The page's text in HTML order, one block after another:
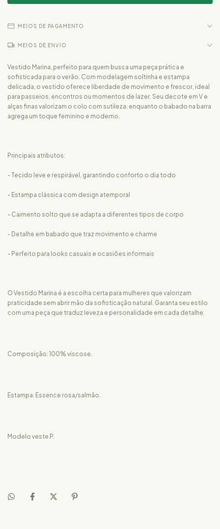
MEIOS DE PAGAMENTO
MEIOS DE ENVIO
Vestido Marina, perfeito para quem busca uma peça prática e
sofisticada para o verão. Com modelagem soltinha e estampa
delicada, o vestido oferece liberdade de movimento e frescor, ideal
para passeios, encontros ou momentos de lazer. Seu decote em V e
alças finas valorizam o colo com sutileza, enquanto o babado na barra
agrega um toque feminino e moderno.
Principais atributos:
- Tecido leve e respirável, garantindo conforto o dia todo
- Estampa clássica com design atemporal
- Caimento solto que se adapta a diferentes tipos de corpo
- Detalhe em babado que traz movimento e charme
- Perfeito para looks casuais e ocasiões informais
O Vestido Marina é a escolha certa para mulheres que valorizam
praticidade sem abrir mão da sofisticação natural. Garanta seu estilo
com uma peça que traduz leveza e personalidade em cada detalhe.
Composição: 100% viscose.
Estampa: Essence rosa/salmão.
Modelo veste P.